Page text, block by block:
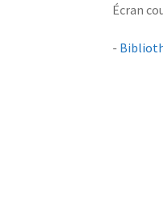
Écran
-